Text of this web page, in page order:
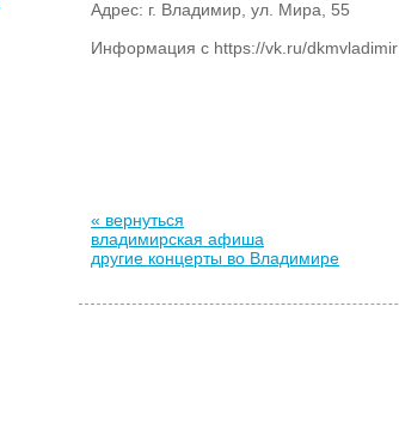
Адрес: г. Владимир, ул. Мира, 55
Информация с https://vk.ru/dkmvladimir
« вернуться
владимирская афиша
другие концерты во Владимире